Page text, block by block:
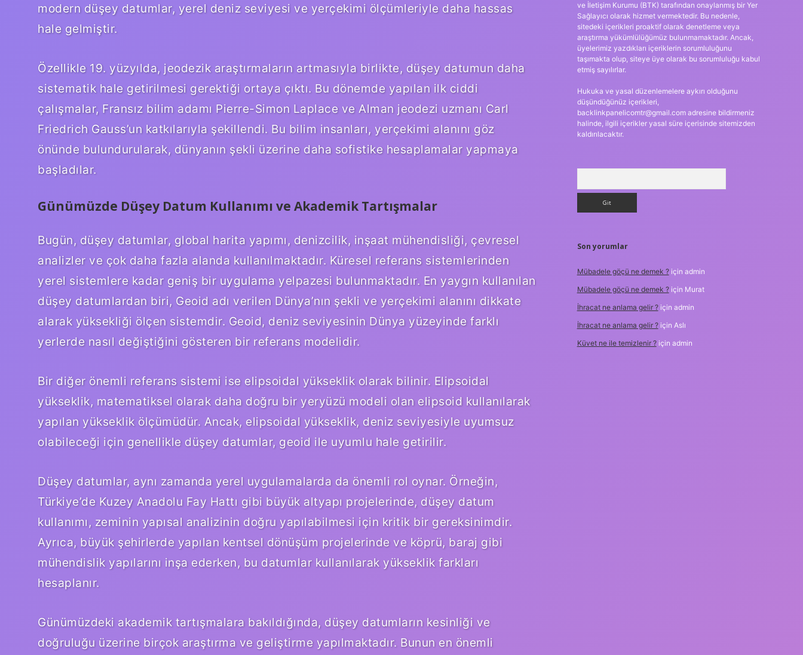
modern düşey datumlar, yerel deniz seviyesi ve yerçekimi ölçümleriyle daha hassas
hale gelmiştir.
Özellikle 19. yüzyılda, jeodezik araştırmaların artmasıyla birlikte, düşey datumun daha
sistematik hale getirilmesi gerektiği ortaya çıktı. Bu dönemde yapılan ilk ciddi
çalışmalar, Fransız bilim adamı Pierre-Simon Laplace ve Alman jeodezi uzmanı Carl
Friedrich Gauss’un katkılarıyla şekillendi. Bu bilim insanları, yerçekimi alanını göz
önünde bulundurularak, dünyanın şekli üzerine daha sofistike hesaplamalar yapmaya
başladılar.
Günümüzde Düşey Datum Kullanımı ve Akademik Tartışmalar
Bugün, düşey datumlar, global harita yapımı, denizcilik, inşaat mühendisliği, çevresel
analizler ve çok daha fazla alanda kullanılmaktadır. Küresel referans sistemlerinden
yerel sistemlere kadar geniş bir uygulama yelpazesi bulunmaktadır. En yaygın kullanılan
düşey datumlardan biri, Geoid adı verilen Dünya’nın şekli ve yerçekimi alanını dikkate
alarak yüksekliği ölçen sistemdir. Geoid, deniz seviyesinin Dünya yüzeyinde farklı
yerlerde nasıl değiştiğini gösteren bir referans modelidir.
Bir diğer önemli referans sistemi ise elipsoidal yükseklik olarak bilinir. Elipsoidal
yükseklik, matematiksel olarak daha doğru bir yeryüzü modeli olan elipsoid kullanılarak
yapılan yükseklik ölçümüdür. Ancak, elipsoidal yükseklik, deniz seviyesiyle uyumsuz
olabileceği için genellikle düşey datumlar, geoid ile uyumlu hale getirilir.
Düşey datumlar, aynı zamanda yerel uygulamalarda da önemli rol oynar. Örneğin,
Türkiye’de Kuzey Anadolu Fay Hattı gibi büyük altyapı projelerinde, düşey datum
kullanımı, zeminin yapısal analizinin doğru yapılabilmesi için kritik bir gereksinimdir.
Ayrıca, büyük şehirlerde yapılan kentsel dönüşüm projelerinde ve köprü, baraj gibi
mühendislik yapılarını inşa ederken, bu datumlar kullanılarak yükseklik farkları
hesaplanır.
Günümüzdeki akademik tartışmalara bakıldığında, düşey datumların kesinliği ve
doğruluğu üzerine birçok araştırma ve geliştirme yapılmaktadır. Bunun en önemli
ve İletişim Kurumu (BTK) tarafından onaylanmış bir Yer
Sağlayıcı olarak hizmet vermektedir. Bu nedenle,
sitedeki içerikleri proaktif olarak denetleme veya
araştırma yükümlülüğümüz bulunmamaktadır. Ancak,
üyelerimiz yazdıkları içeriklerin sorumluluğunu
taşımakta olup, siteye üye olarak bu sorumluluğu kabul
etmiş sayılırlar.
Hukuka ve yasal düzenlemelere aykırı olduğunu
düşündüğünüz içerikleri,
backlinkpanelicomtr@gmail.comadresine bildirmeniz
halinde, ilgili içerikler yasal süre içerisinde sitemizden
kaldırılacaktır.
Son yorumlar
Mübadele göçü ne demek ?için admin
Mübadele göçü ne demek ?için Murat
İhracat ne anlama gelir ?için admin
İhracat ne anlama gelir ?için Aslı
Küvet ne ile temizlenir ?için admin